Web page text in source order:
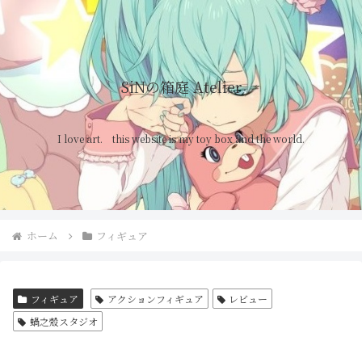
SiNの箱庭 Atelier
I love art. this website is my toy box and the world.
ホーム フィギュア
フィギュア アクションフィギュア
レビュー
蝸之殼スタジオ